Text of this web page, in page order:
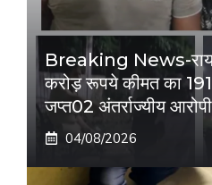
Breaking News-
करोड़ रूपये कीमत का
जप्त02 अंतर्राज्यीय
04/08/2026